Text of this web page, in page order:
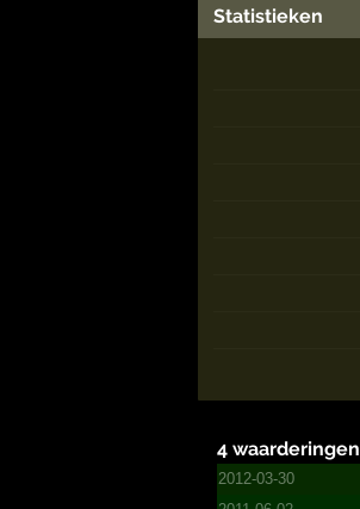
Statistieken
4 waarderingen
2012-03-30